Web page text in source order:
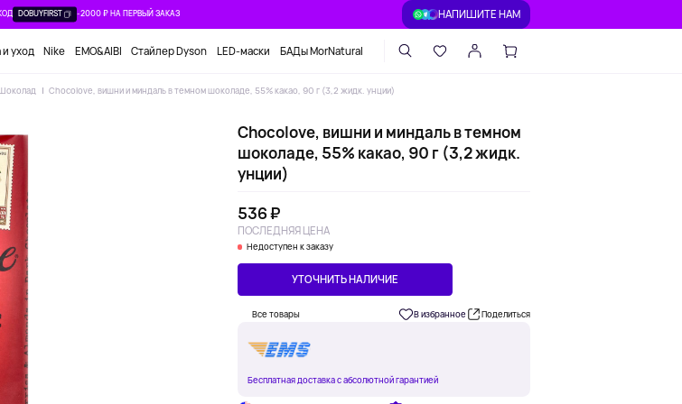
DOBUYFIRST -2000 ₽ НА ПЕРВЫЙ ЗАКАЗ НАПИШИТЕ НАМ
уход Nike EMO&AIBI Стайлер Dyson LED-маски БАДы MorNatural
Chocolove, вишни и миндаль в темном шоколаде, 55% какао, 90 г (3,2 жидк. унции)
Chocolove, вишни и миндаль в темном
шоколаде, 55% какао, 90 г (3,2 жидк.
унции)
536 ₽
ПОСЛЕДНЯЯ ЦЕНА
Недоступен к заказу
УТОЧНИТЬ НАЛИЧИЕ
Все товары В избранное Поделиться
Бесплатная доставка с абсолютной гарантией